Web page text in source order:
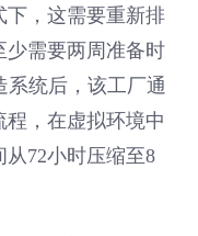
下，这需要重新排
少需要两周准备时
统后，该工厂通
，在虚拟环境中
72小时压缩至8